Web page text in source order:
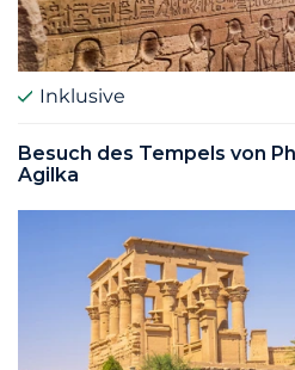
Inklusive
Besuch des Tempels von
Agilka